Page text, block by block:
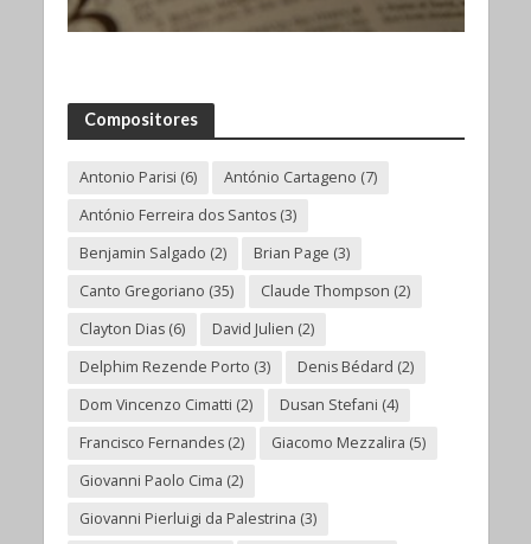
Compositores
Antonio Parisi (6) António Cartageno (7)
António Ferreira dos Santos(3)
Benjamin Salgado (2) Brian Page (3)
Canto Gregoriano (35) Claude Thompson (2)
Clayton Dias(6) David Julien (2)
Delphim Rezende Porto (3) Denis Bédard (2)
Dom Vincenzo Cimatti (2) Dusan Stefani (4)
Francisco Fernandes(2) Giacomo Mezzalira (5)
Giovanni Paolo Cima (2)
Giovanni Pierluigi da Palestrina (3)